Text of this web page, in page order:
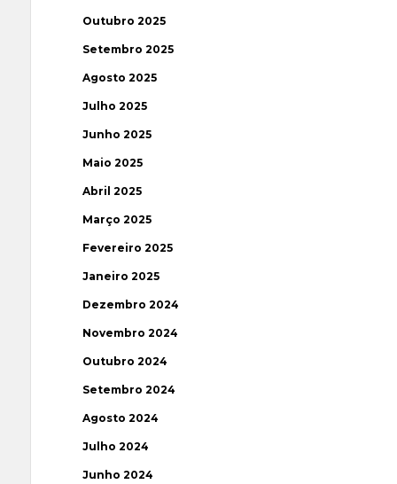
Outubro 2025
Setembro 2025
Agosto 2025
Julho 2025
Junho 2025
Maio 2025
Abril 2025
Março 2025
Fevereiro 2025
Janeiro 2025
Dezembro 2024
Novembro 2024
Outubro 2024
Setembro 2024
Agosto 2024
Julho 2024
Junho 2024